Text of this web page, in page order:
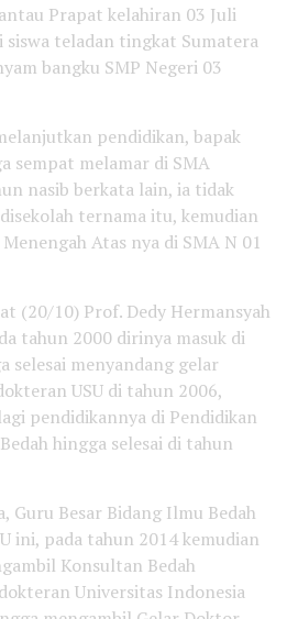
Prapat kelahiran 03 Juli
siswa teladan tingkat Sumatera
bangku SMP Negeri 03
pendidikan, bapak
sempat melamar di SMA
nasib berkata lain, ia tidak
ternama itu, kemudian
Atas nya di SMA N 01
(20/10) Prof. Dedy Hermansyah
tahun 2000 dirinya masuk di
selesai menyandang gelar
USU di tahun 2006,
pendidikannya di Pendidikan
hingga selesai di tahun
Guru Besar Bidang Ilmu Bedah
ini, pada tahun 2014 kemudian
Konsultan Bedah
Universitas Indonesia